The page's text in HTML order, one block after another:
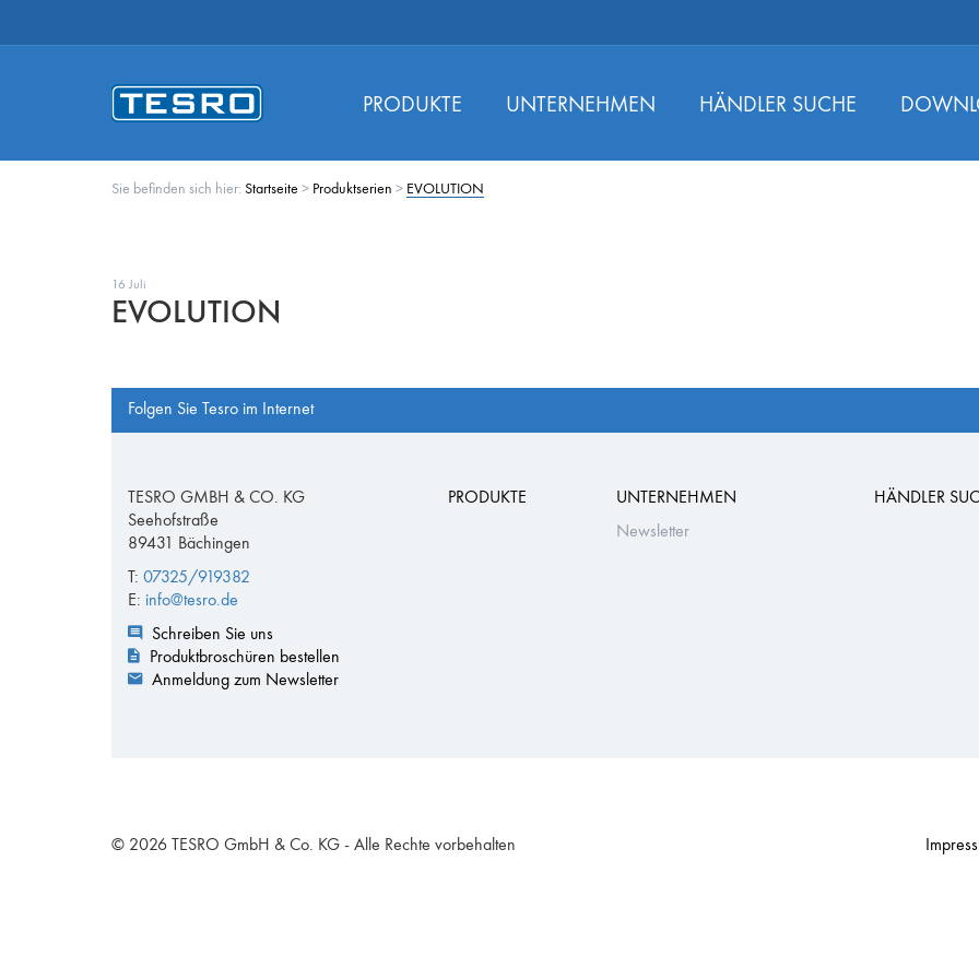
PRODUKTE UNTERNEHMEN HÄNDLER SUCHE
Sie befinden sich hier: Startseite > Produktserien > EVOLUTION
16 Juli
EVOLUTION
Folgen Sie Tesro im Internet
TESRO GMBH & CO. KG
Seehofstraße
89431 Bächingen
T: 07325/919382
E: info@tesro.de
Schreiben Sie uns
Produktbroschüren bestellen
Anmeldung zum Newsletter
PRODUKTE
UNTERNEHMEN
Newsletter
HÄNDLER
© 2026 TESRO GmbH & Co. KG - Alle Rechte vorbehalten